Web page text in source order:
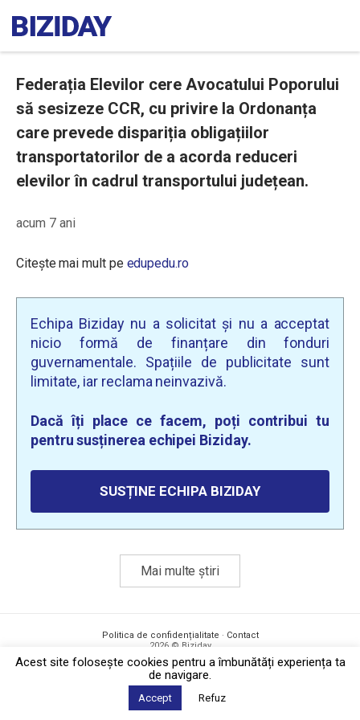
Federația Elevilor cere Avocatului Poporului
să sesizeze CCR, cu privire la Ordonanța
care prevede dispariția obligațiilor
transportatorilor de a acorda reduceri
elevilor în cadrul transportului județean.
acum 7 ani
Citește mai mult pe edupedu.ro
Echipa Biziday nu a solicitat și nu a acceptat
nicio formă de finanțare din fonduri
guvernamentale. Spațiile de publicitate sunt
limitate, iar reclama neinvazivă.
Dacă îți place ce facem, poți contribui tu
pentru susținerea echipei Biziday.
SUSȚINE ECHIPA BIZIDAY
Mai multe știri
Politica de confidențialitate · Contact
2026 © Biziday
Acest site foloseşte cookies pentru a îmbunătăți experiența ta
de navigare.
Accept Refuz